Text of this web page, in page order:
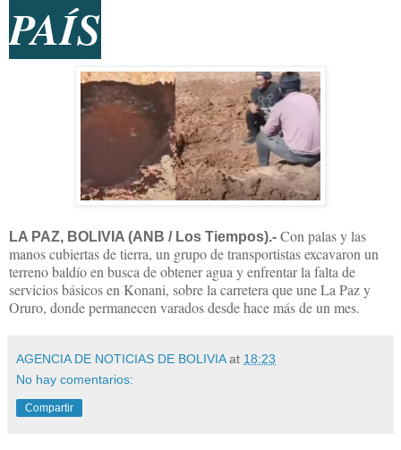
PAÍS
LA PAZ, BOLIVIA (ANB / Los Tiempos).- Con palas y las
manos cubiertas de tierra, un grupo de transportistas excavaron un
terreno baldío en busca de obtener agua y enfrentar la falta de
servicios básicos en Konani, sobre la carretera que une La Paz y
Oruro, donde permanecen varados desde hace más de un mes.
AGENCIA DE NOTICIAS DE BOLIVIA at 18:23
No hay comentarios:
Compartir